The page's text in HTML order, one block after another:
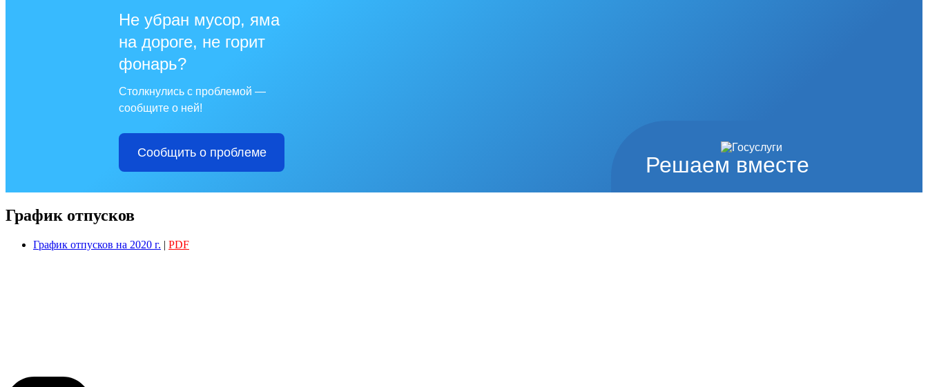
Решаем вместе
Не убран мусор, яма
на дороге, не горит
фонарь?
Столкнулись с проблемой —
сообщите о ней!
Сообщить о проблеме
График отпусков
График отпусков на 2020 г. | PDF